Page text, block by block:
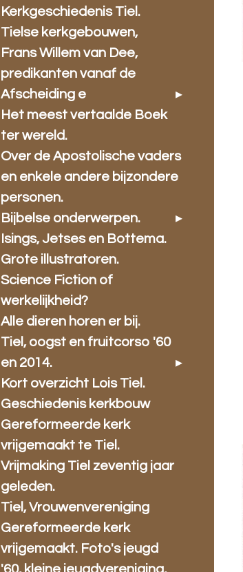
Kerkgeschiedenis Tiel.
Tielse kerkgebouwen,
Frans Willem van Dee,
predikanten vanaf de
Afscheiding e
Het meest vertaalde Boek
ter wereld.
Over de Apostolische vaders
en enkele andere bijzondere
personen.
Bijbelse onderwerpen.
Isings, Jetses en Bottema.
Grote illustratoren.
Science Fiction of
werkelijkheid?
Alle dieren horen er bij.
Tiel, oogst en fruitcorso '60
en 2014.
Kort overzicht Lois Tiel.
Geschiedenis kerkbouw
Gereformeerde kerk
vrijgemaakt te Tiel.
Vrijmaking Tiel zeventig jaar
geleden.
Tiel, Vrouwenvereniging
Gereformeerde kerk
vrijgemaakt. Foto's jeugd
'60, kleine jeugdvereniging,